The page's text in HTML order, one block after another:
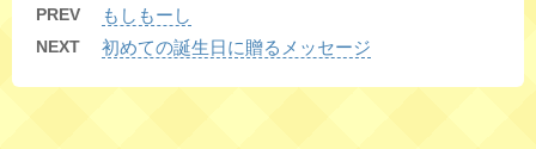
PREV もしもーし
NEXT 初めての誕生日に贈るメッセージ